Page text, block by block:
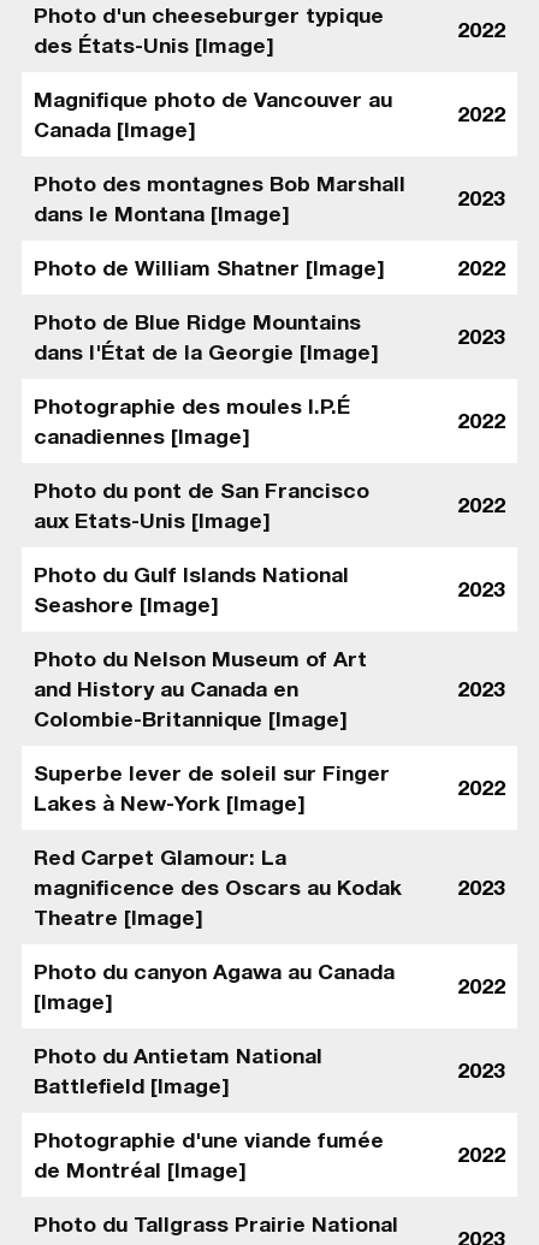
Photo d'un cheeseburger typique
des États-Unis [Image]
2022
Magnifique photo de Vancouver au
Canada [Image]
2022
Photo des montagnes Bob Marshall
dans le Montana [Image]
2023
Photo de William Shatner [Image] 2022
Photo de Blue Ridge Mountains
dans l'État de la Georgie [Image]
2023
Photographie des moules I.P.É
canadiennes [Image]
2022
Photo du pont de San Francisco
aux Etats-Unis [Image]
2022
Photo du Gulf Islands National
Seashore [Image]
2023
Photo du Nelson Museum of Art
and History au Canada en
Colombie-Britannique [Image]
2023
Superbe lever de soleil sur Finger
Lakes à New-York [Image]
2022
Red Carpet Glamour: La
magnificence des Oscars au Kodak
Theatre [Image]
2023
Photo du canyon Agawa au Canada
[Image]
2022
Photo du Antietam National
Battlefield [Image]
2023
Photographie d'une viande fumée
de Montréal [Image]
2022
Photo du Tallgrass Prairie National
2023